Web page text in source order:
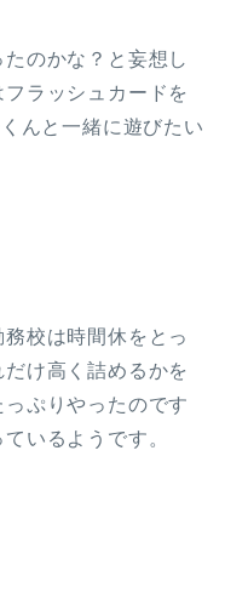
のかな？と妄想し
ラッシュカードを
んと一緒に遊びたい
校は時間休をとっ
け高く詰めるかを
ぷりやったのです
いるようです。